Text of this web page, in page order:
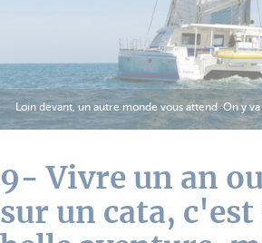
Loin devant, un autre monde vous attend. On y va
9- Vivre un an
sur un cata, c'est